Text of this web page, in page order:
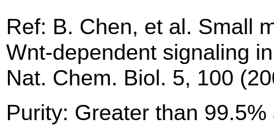
Ref: B. Chen, et al. Small
Wnt-dependent signaling
Nat. Chem. Biol. 5, 100
Purity: Greater than